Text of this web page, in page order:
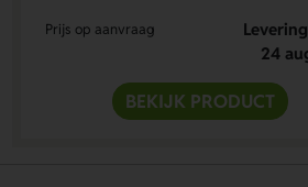
Prijs op aanvraag
24
BEKIJK PRODUCT